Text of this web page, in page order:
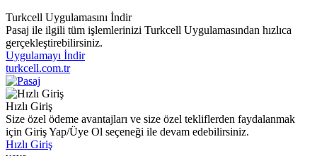
Turkcell Uygulamasını İndir
Pasaj ile ilgili tüm işlemlerinizi Turkcell Uygulamasından hızlıca
gerçekleştirebilirsiniz.
Uygulamayı İndir
turkcell.com.tr
Hızlı Giriş
Size özel ödeme avantajları ve size özel tekliflerden faydalanmak
için Giriş Yap/Üye Ol seçeneği ile devam edebilirsiniz.
Hızlı Giriş